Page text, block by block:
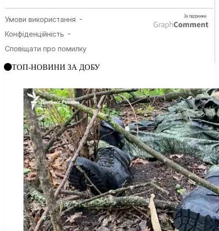
ТОП-НОВИНИ ЗА ДОБУ